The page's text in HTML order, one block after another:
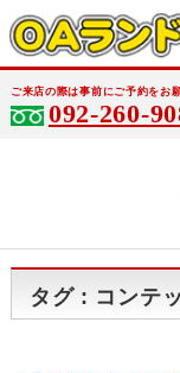
ご来店の際は事前にご予約をお
092-260-
タグ : コンテ